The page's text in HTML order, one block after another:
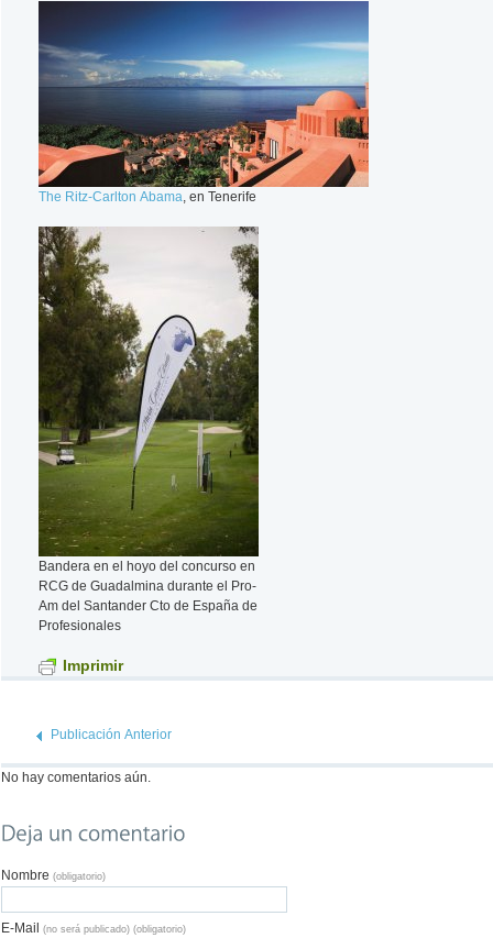
The Ritz-Carlton Abama , en Tenerife
Bandera en el hoyo del concurso en
RCG de Guadalmina durante el Pro-
Am del Santander Cto de España de
Profesionales
Imprimir
Publicación Anterior
No hay comentarios aún.
Nombre (obligatorio)
E-Mail (no será publicado) (obligatorio)